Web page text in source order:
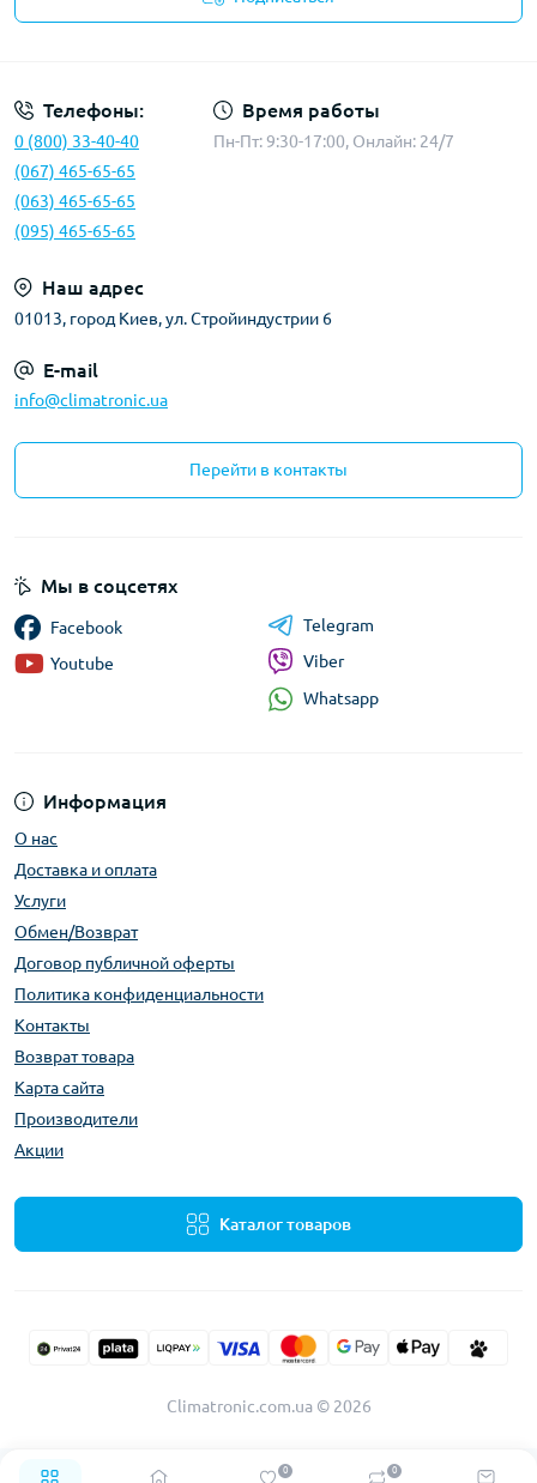
0 0
Телефоны:
0 (800) 33-40-40
(067) 465-65-65
(063) 465-65-65
(095) 465-65-65
Время работы
Пн-Пт: 9:30-17:00, Онлайн: 24/7
Наш адрес
01013, город Киев, ул. Стройиндустрии 6
E-mail
info@climatronic.ua
Перейти в контакты
Информация
О нас
Доставка и оплата
Услуги
Обмен/Возврат
Договор публичной оферты
Политика конфиденциальности
Контакты
Возврат товара
Карта сайта
Производители
Акции
Каталог товаров
Мы в соцсетях
Facebook
Youtube
Telegram
Viber
Whatsapp
Climatronic.com.ua © 2026